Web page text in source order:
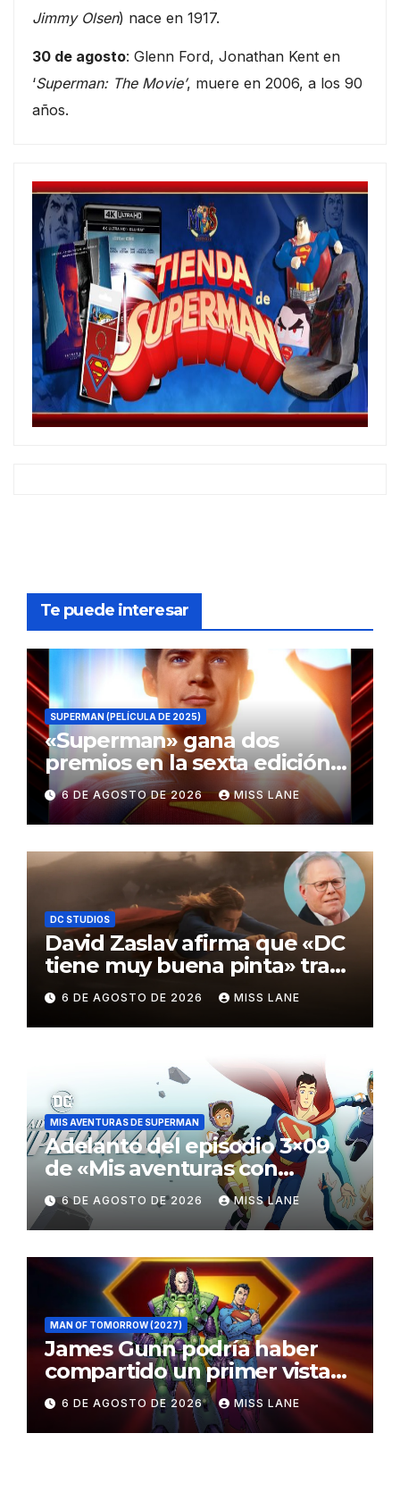
Jimmy Olsen) nace en 1917.
30 de agosto: Glenn Ford, Jonathan Kent en
‘Superman: The Movie’, muere en 2006, a los 90
años.
Te puede interesar
SUPERMAN (PELÍCULA DE 2025)
«Superman» gana dos
premios en la sexta edición
de los Critics Choice Super
Awards
6 DE AGOSTO DE 2026 MISS LANE
DC STUDIOS
David Zaslav afirma que «DC
tiene muy buena pinta» tras
el fracaso de «Supergirl»
6 DE AGOSTO DE 2026 MISS LANE
MIS AVENTURAS DE SUPERMAN
Adelanto del episodio 3×09
de «Mis aventuras con
Superman»
6 DE AGOSTO DE 2026 MISS LANE
MAN OF TOMORROW (2027)
James Gunn podría haber
compartido un primer vistazo
al traje de Brainiac
6 DE AGOSTO DE 2026 MISS LANE